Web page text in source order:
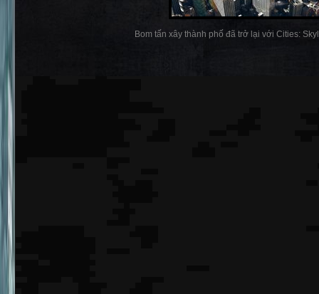
Bom tấn xây thành phố đã trở lại với Cities: